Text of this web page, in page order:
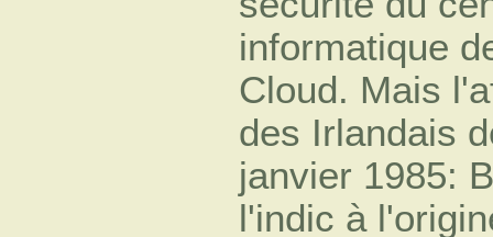
informatique
Cloud. Mais
des Irlandais
janvier 1985:
l'indic à